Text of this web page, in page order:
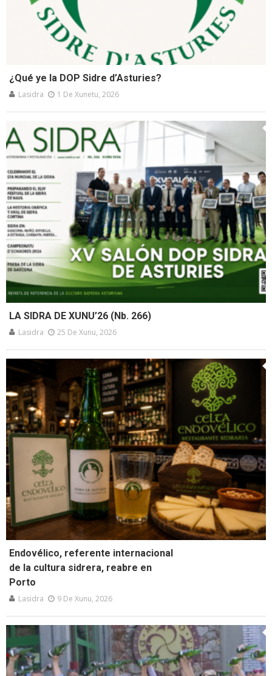
¿Qué ye la DOP Sidre d’Asturies?
Lasidra 1 De Xunetu, 2026
LA SIDRA DE XUNU’26 (Nb. 266)
Lasidra 25 De Xunu, 2026
Endovélico, referente internacional
de la cultura sidrera, reabre en
Porto
Lasidra 9 De Xunu, 2026